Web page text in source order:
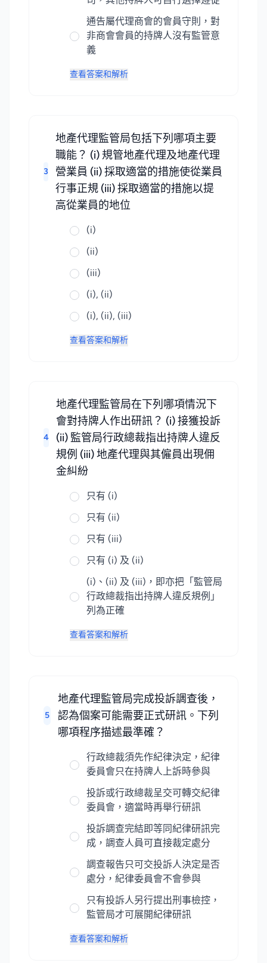
通告屬代理商會的會員守則，對
非商會會員的持牌人沒有監管意
義
查看答案和解析
3
地產代理監管局包括下列哪項主要
職能？ (i) 規管地產代理及地產代理
營業員 (ii) 採取適當的措施使從業員
行事正規 (iii) 採取適當的措施以提
高從業員的地位
(i)
(ii)
(iii)
(i), (ii)
(i), (ii), (iii)
查看答案和解析
4
地產代理監管局在下列哪項情況下
會對持牌人作出研訊？ (i) 接獲投訴
(ii) 監管局行政總裁指出持牌人違反
規例 (iii) 地產代理與其僱員出現佣
金糾紛
只有 (i)
只有 (ii)
只有 (iii)
只有 (i) 及 (ii)
(i)、(ii) 及 (iii)，即亦把「監管局
行政總裁指出持牌人違反規例」
列為正確
查看答案和解析
5
地產代理監管局完成投訴調查後，
認為個案可能需要正式研訊。下列
哪項程序描述最準確？
行政總裁須先作紀律決定，紀律
委員會只在持牌人上訴時參與
投訴或行政總裁呈交可轉交紀律
委員會，適當時再舉行研訊
投訴調查完結即等同紀律研訊完
成，調查人員可直接裁定處分
調查報告只可交投訴人決定是否
處分，紀律委員會不會參與
只有投訴人另行提出刑事檢控，
監管局才可展開紀律研訊
查看答案和解析